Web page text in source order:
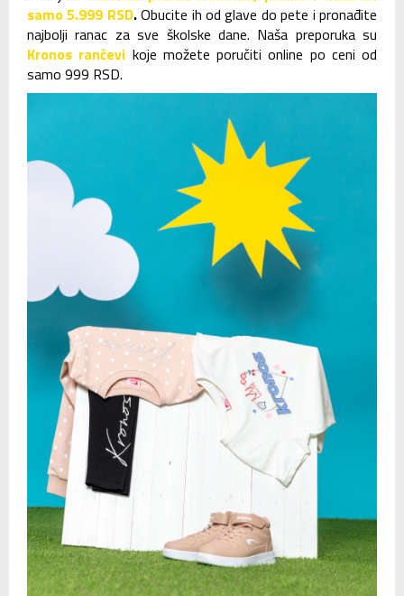
samo 5.999 RSD.Obucite ih od glave do pete i pronađite
najbolji ranac za sve školske dane. Naša preporuka su
Kronos rančevi koje možete poručiti online po ceni od
samo 999 RSD.